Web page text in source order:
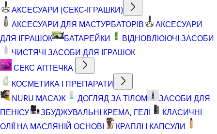
АКСЕСУАРИ (СЕКС-ІГРАШКИ)
АКСЕСУАРИ ДЛЯ МАСТУРБАТОРІВ
АКСЕСУАРИ
ДЛЯ ІГРАШОК
БАТАРЕЙКИ
ВІДНОВЛЮЮЧІ ЗАСОБИ
ЧИСТЯЧІ ЗАСОБИ ДЛЯ ІГРАШОК
СЕКС АПТЕЧКА
КОСМЕТИКА І ПРЕПАРАТИ
NURU МАСАЖ
ДОГЛЯД ЗА ТІЛОМ
ЗАСОБИ ДЛЯ
ПЕНІСУ
ЗБУДЖУВАЛЬНІ КРЕМА, ГЕЛІ
КЛАСИЧНІ
ОЛІЇ НА МАСЛЯНІЙ ОСНОВІ
КРАПЛІ І КАПСУЛИ